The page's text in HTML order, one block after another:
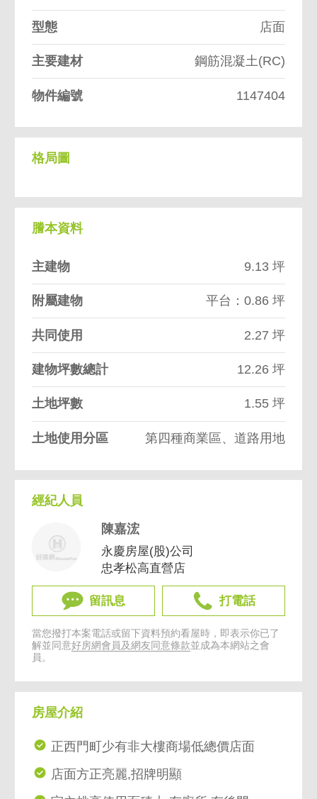
型態 店面
主要建材 鋼筋混凝土(RC)
物件編號 1147404
格局圖
謄本資料
主建物 9.13 坪
附屬建物 平台：0.86 坪
共同使用 2.27 坪
建物坪數總計 12.26 坪
土地坪數 1.55 坪
土地使用分區 第四種商業區、道路用地
經紀人員
陳嘉浤
永慶房屋(股)公司
忠孝松高直營店
留訊息 打電話
當您撥打本案電話或留下資料預約看屋時，即表示你已了
解並同意好房網會員及網友同意條款並成為本網站之會
員。
房屋介紹
正西門町少有非大樓商場低總價店面
店面方正亮麗,招牌明顯